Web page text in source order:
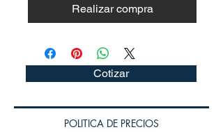
Realizar compra
Cotizar
POLITICA DE PRECIOS